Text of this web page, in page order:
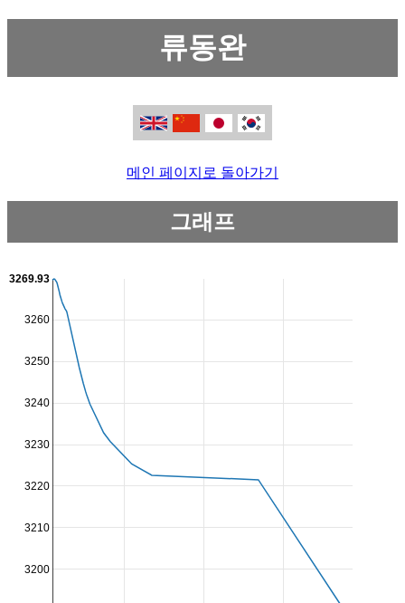
류동완
메인 페이지로 돌아가기
그래프
3200
3210
3220
3230
3240
3250
3260
3269.93